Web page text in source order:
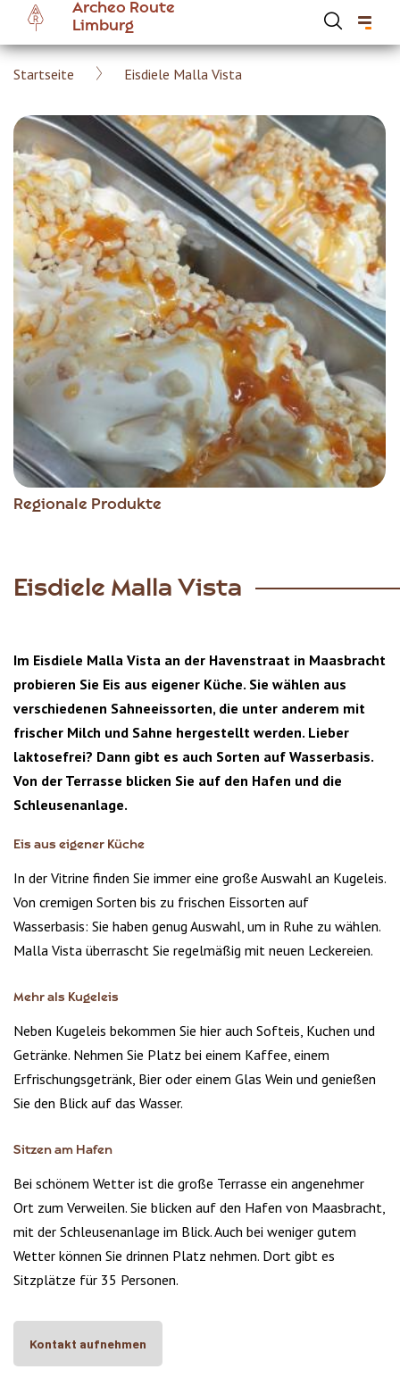
main
content
Archeo Route
Limburg
Breadcrumb
Startseite Eisdiele Malla Vista
Regionale Produkte
Eisdiele Malla Vista
Im Eisdiele Malla Vista an der Havenstraat in Maasbracht
probieren Sie Eis aus eigener Küche. Sie wählen aus
verschiedenen Sahneeissorten, die unter anderem mit
frischer Milch und Sahne hergestellt werden. Lieber
laktosefrei? Dann gibt es auch Sorten auf Wasserbasis.
Von der Terrasse blicken Sie auf den Hafen und die
Schleusenanlage.
Eis aus eigener Küche
In der Vitrine finden Sie immer eine große Auswahl an Kugeleis.
Von cremigen Sorten bis zu frischen Eissorten auf
Wasserbasis: Sie haben genug Auswahl, um in Ruhe zu wählen.
Malla Vista überrascht Sie regelmäßig mit neuen Leckereien.
Mehr als Kugeleis
Neben Kugeleis bekommen Sie hier auch Softeis, Kuchen und
Getränke. Nehmen Sie Platz bei einem Kaffee, einem
Erfrischungsgetränk, Bier oder einem Glas Wein und genießen
Sie den Blick auf das Wasser.
Sitzen am Hafen
Bei schönem Wetter ist die große Terrasse ein angenehmer
Ort zum Verweilen. Sie blicken auf den Hafen von Maasbracht,
mit der Schleusenanlage im Blick. Auch bei weniger gutem
Wetter können Sie drinnen Platz nehmen. Dort gibt es
Sitzplätze für 35 Personen.
Kontakt aufnehmen